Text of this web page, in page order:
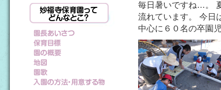
毎日暑いですね…。
流れています。 今日
中心に６０名の卒園